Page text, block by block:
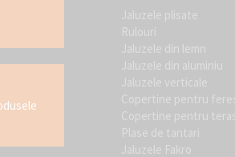
Jaluzele plisate
Rulouri
Jaluzele din lemn
Jaluzele din aluminiu
Jaluzele verticale
Copertine pentru
Copertine pentru
Plase de tantari
Jaluzele Fakro